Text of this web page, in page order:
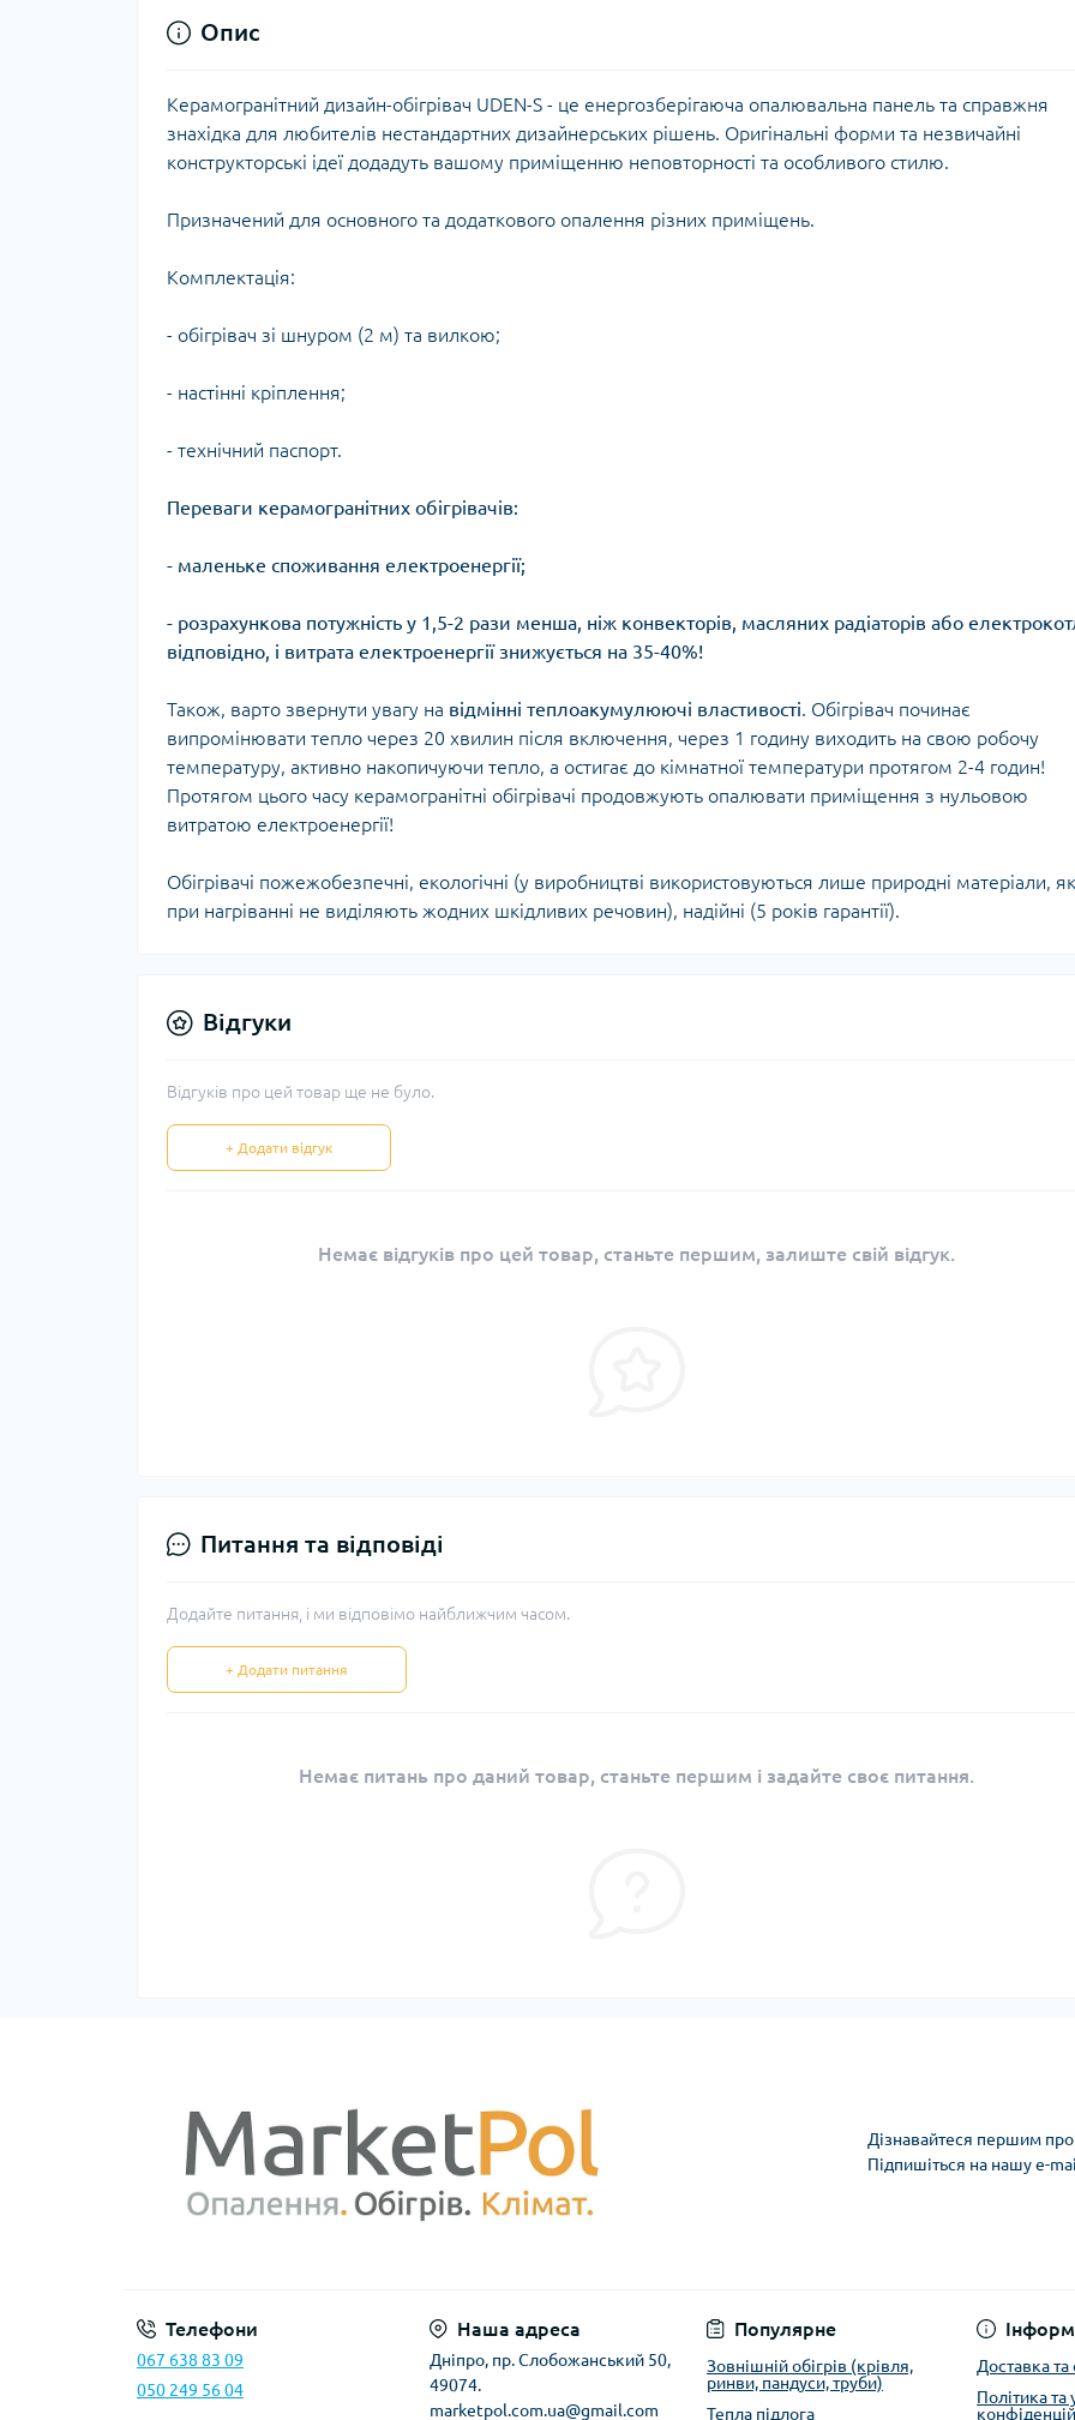
Опис
Керамогранітний дизайн-обігрівач UDEN-S - це енергозберігаюча опалювальна панель та справжня
знахідка для любителів нестандартних дизайнерських рішень. Оригінальні форми та незвичайні
конструкторські ідеї додадуть вашому приміщенню неповторності та особливого стилю.
Призначений для основного та додаткового опалення різних приміщень.
Комплектація:
- обігрівач зі шнуром (2 м) та вилкою;
- настінні кріплення;
- технічний паспорт.
Переваги керамогранітних обігрівачів:
- маленьке споживання електроенергії;
- розрахункова потужність у 1,5-2 рази менша, ніж конвекторів, масляних радіаторів або
відповідно, і витрата електроенергії знижується на 35-40%!
Також, варто звернути увагу на відмінні теплоакумулюючі властивості. Обігрівач починає
випромінювати тепло через 20 хвилин після включення, через 1 годину виходить на свою робочу
температуру, активно накопичуючи тепло, а остигає до кімнатної температури протягом 2-4 годин!
Протягом цього часу керамогранітні обігрівачі продовжують опалювати приміщення з нульовою
витратою електроенергії!
Обігрівачі пожежобезпечні, екологічні (у виробництві використовуються лише природні матеріали,
при нагріванні не виділяють жодних шкідливих речовин), надійні (5 років гарантії).
Відгуки
Відгуків про цей товар ще не було.
+ Додати відгук
Немає відгуків про цей товар, станьте першим, залиште свій відгук.
Питання та відповіді
Додайте питання, і ми відповімо найближчим часом.
+ Додати питання
Немає питань про даний товар, станьте першим і задайте своє питання.
Дізнавайтеся першим про
Підпишіться на нашу e-
Телефони
067 638 83 09
050 249 56 04
Наша адреса
Дніпро, пр. Слобожанський 50,
49074.
marketpol.com.ua@gmail.com
Популярне
Зовнішній обігрів (крівля,
ринви, пандуси, труби)
Тепла підлога
Доставка та
Політика та